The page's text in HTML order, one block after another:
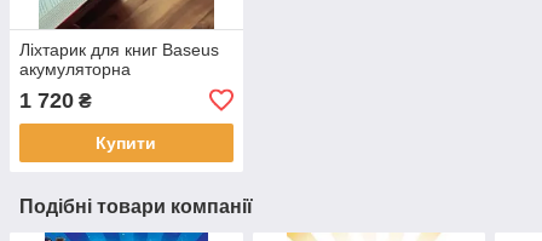
Ліхтарик для книг Baseus
акумуляторна
1 720 ₴
Купити
Подібні товари компанії